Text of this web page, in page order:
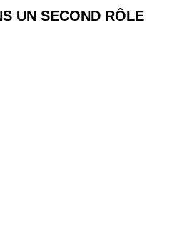
UN SECOND RÔLE